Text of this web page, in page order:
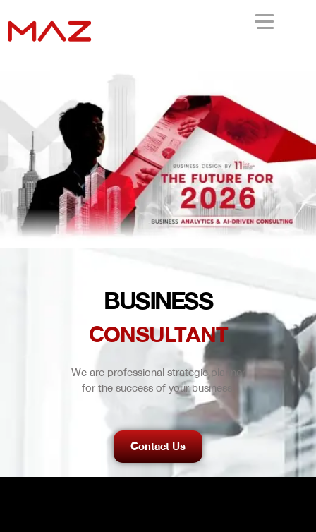
BUSINESS
CONSULTANT
We are professional strategic planner
for the success of your business.
Contact Us